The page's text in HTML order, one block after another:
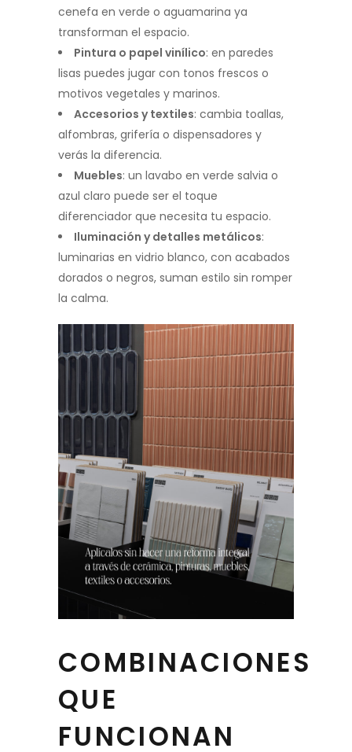
cenefa en verde o aguamarina ya
transforman el espacio.
Pintura o papel vinílico: en paredes
lisas puedes jugar con tonos frescos o
motivos vegetales y marinos.
Accesorios y textiles: cambia toallas,
alfombras, grifería o dispensadores y
verás la diferencia.
Muebles: un lavabo en verde salvia o
azul claro puede ser el toque
diferenciador que necesita tu espacio.
Iluminación y detalles metálicos:
luminarias en vidrio blanco, con acabados
dorados o negros, suman estilo sin romper
la calma.
COMBINACIONES
QUE
FUNCIONAN